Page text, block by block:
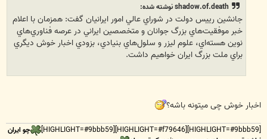
shadow.of.death نوشته شده:
جانشين رييس دولت در شوراي عالي امور ايرانيان گفت: همزمان با اعلام
خبر موفقيت‌هاي بزرگ جوانان و متخصصين ايراني در عرصه فناوري‌هاي
نوين هسته‌اي، علوم ليزر و سلول‌هاي بنيادي، بزودي اخبار خوش ديگري
براي ملت بزرگ ايران خواهيم داشت.
اخبار خوش چی میتونه باشه؟
[HIGHLIGHT=#9bbb59][HIGHLIGHT=#f79646][HIGHLIGHT=#9bbb59]
چو ایران